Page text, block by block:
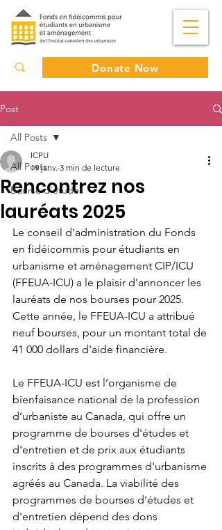
Donate Now
Post
All Posts
Bourse d’études
All Posts
Rencontrez nos
lauréats 2025
ICPU
19 janv. 3 min de lecture
Le conseil d'administration du Fonds
en fidéicommis pour étudiants en
urbanisme et aménagement CIP/ICU
(FFEUA-ICU) a le plaisir d'annoncer les
lauréats de nos bourses pour 2025.
Cette année, le FFEUA-ICU a attribué
neuf bourses, pour un montant total de
41 000 dollars d'aide financière.
Le FFEUA-ICU est l’organisme de
bienfaisance national de la profession
d’urbaniste au Canada, qui offre un
programme de bourses d'études et
d'entretien et de prix aux étudiants
inscrits à des programmes d'urbanisme
agréés au Canada. La viabilité des
programmes de bourses d'études et
d'entretien dépend des dons